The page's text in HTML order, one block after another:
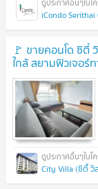
iCondo Serithai
🚩 ขายคอนโด ซิตี้
ใกล้ สยามฟิวเจอร์
City Villa (ซิตี้ วิ